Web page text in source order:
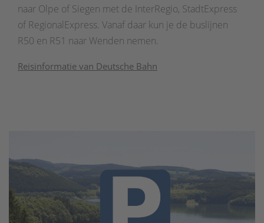
naar Olpe of Siegen met de InterRegio, StadtExpress
of RegionalExpress. Vanaf daar kun je de buslijnen
R50 en R51 naar Wenden nemen.
Reisinformatie van Deutsche Bahn